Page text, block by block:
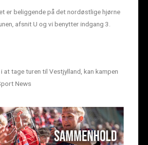
er beliggende på det nordøstlige hjørne
afsnit U og vi benytter indgang 3.
at tage turen til Vestjylland, kan kampen
News